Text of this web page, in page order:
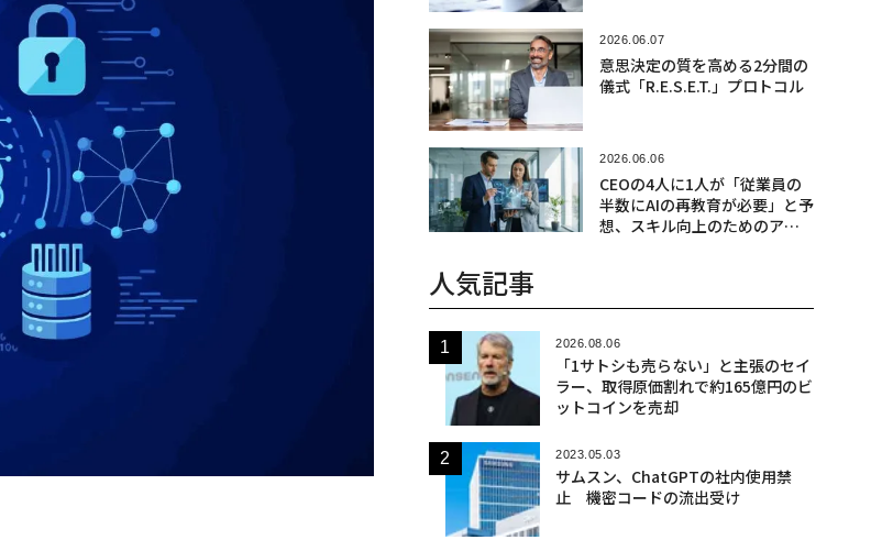
2026.06.07
意思決定の質を高める2分間の
儀式「R.E.S.E.T.」プロトコル
2026.06.06
CEOの4人に1人が「従業員の
半数にAIの再教育が必要」と予
想、スキル向上のためのアク
人気記事
2026.08.06
「1サトシも売らない」と主張のセイ
ラー、取得原価割れで約165億円のビ
ットコインを売却
2023.05.03
サムスン、ChatGPTの社内使用禁
止 機密コードの流出受け